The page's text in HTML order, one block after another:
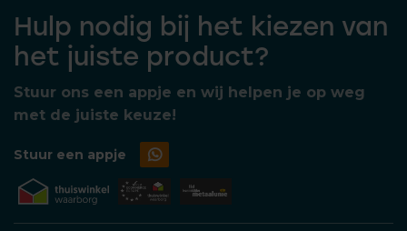
Hulp nodig bij het kiezen van
het juiste product?
Stuur ons een appje en wij helpen je op weg
met de juiste keuze!
Stuur een appje